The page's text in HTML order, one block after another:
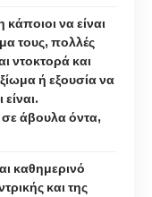
να είναι
τους, πολλές
ντοκτορά και
ή εξουσία να
άβουλα όντα,
καθημερινό
και της